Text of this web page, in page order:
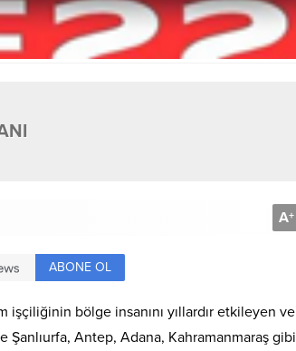
A+
ABONE OL
işçiliğinin bölge insanını yıllardır etkileyen ve
Antep, Adana, Kahramanmaraş gibi